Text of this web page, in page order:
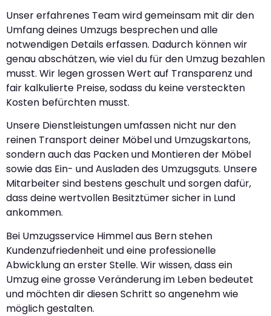
Unser erfahrenes Team wird gemeinsam mit dir den
Umfang deines Umzugs besprechen und alle
notwendigen Details erfassen. Dadurch können wir
genau abschätzen, wie viel du für den Umzug bezahlen
musst. Wir legen grossen Wert auf Transparenz und
fair kalkulierte Preise, sodass du keine versteckten
Kosten befürchten musst.
Unsere Dienstleistungen umfassen nicht nur den
reinen Transport deiner Möbel und Umzugskartons,
sondern auch das Packen und Montieren der Möbel
sowie das Ein- und Ausladen des Umzugsguts. Unsere
Mitarbeiter sind bestens geschult und sorgen dafür,
dass deine wertvollen Besitztümer sicher in Lund
ankommen.
Bei Umzugsservice Himmel aus Bern stehen
Kundenzufriedenheit und eine professionelle
Abwicklung an erster Stelle. Wir wissen, dass ein
Umzug eine grosse Veränderung im Leben bedeutet
und möchten dir diesen Schritt so angenehm wie
möglich gestalten.